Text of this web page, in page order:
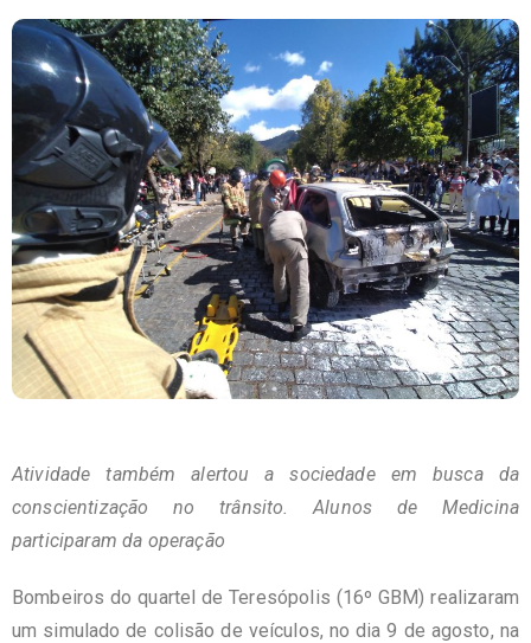
Atividade também alertou a sociedade em busca da
conscientização no trânsito. Alunos de Medicina
participaram da operação
Bombeiros do quartel de Teresópolis (16º GBM) realizaram
um simulado de colisão de veículos, no dia 9 de agosto, na